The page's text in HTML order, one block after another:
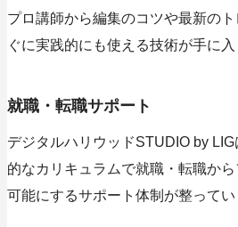
プロ講師から編集のコツや最新の
ぐに実践的にも使える技術が手に入
就職・転職サポート
デジタルハリウッドSTUDIO by
的なカリキュラムで就職・転職か
可能にするサポート体制が整ってい